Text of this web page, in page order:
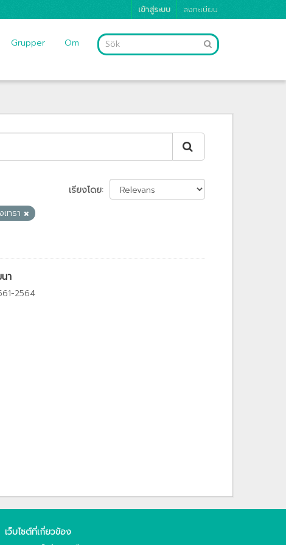
เข้าสู่ระบบ ลงทะเบียน
Grupper Om
เรียงโดย
ทรา
า
2564
เว็บไซต์ที่เกี่ยวข้อง